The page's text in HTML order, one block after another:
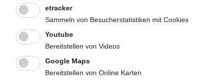
Erkrankungsfälle übermittelt, die von hauptsächlich durch
Lebensmittel übertragenen Krankheitserregern ausgelöst
Bauchschmerzen, Durchfall und Erbrechen. Bei Infektionen mit
Hepatitis-Viren kann es auch zu Leberentzündungen kommen.
In der Regel heilen lebensmittelbedingte Infektionen von selbst
aus. Bei Personen mit einem geschwächten oder noch nicht
etracker
Sammeln von Besucherstatistiken mit Cookies
Youtube
Bereitstellen von Videos
Google Maps
Bereitstellen von Online Karten